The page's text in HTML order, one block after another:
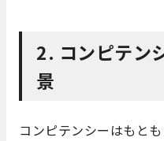
2. コンピテン
景
コンピテンシーはもと